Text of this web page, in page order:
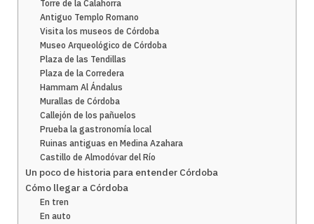
Torre de la Calahorra
Antiguo Templo Romano
Visita los museos de Córdoba
Museo Arqueológico de Córdoba
Plaza de las Tendillas
Plaza de la Corredera
Hammam Al Ándalus
Murallas de Córdoba
Callejón de los pañuelos
Prueba la gastronomía local
Ruinas antiguas en Medina Azahara
Castillo de Almodóvar del Río
Un poco de historia para entender Córdoba
Cómo llegar a Córdoba
En tren
En auto